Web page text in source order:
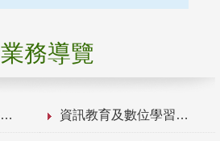
業務導覽
資訊教育及數位學習